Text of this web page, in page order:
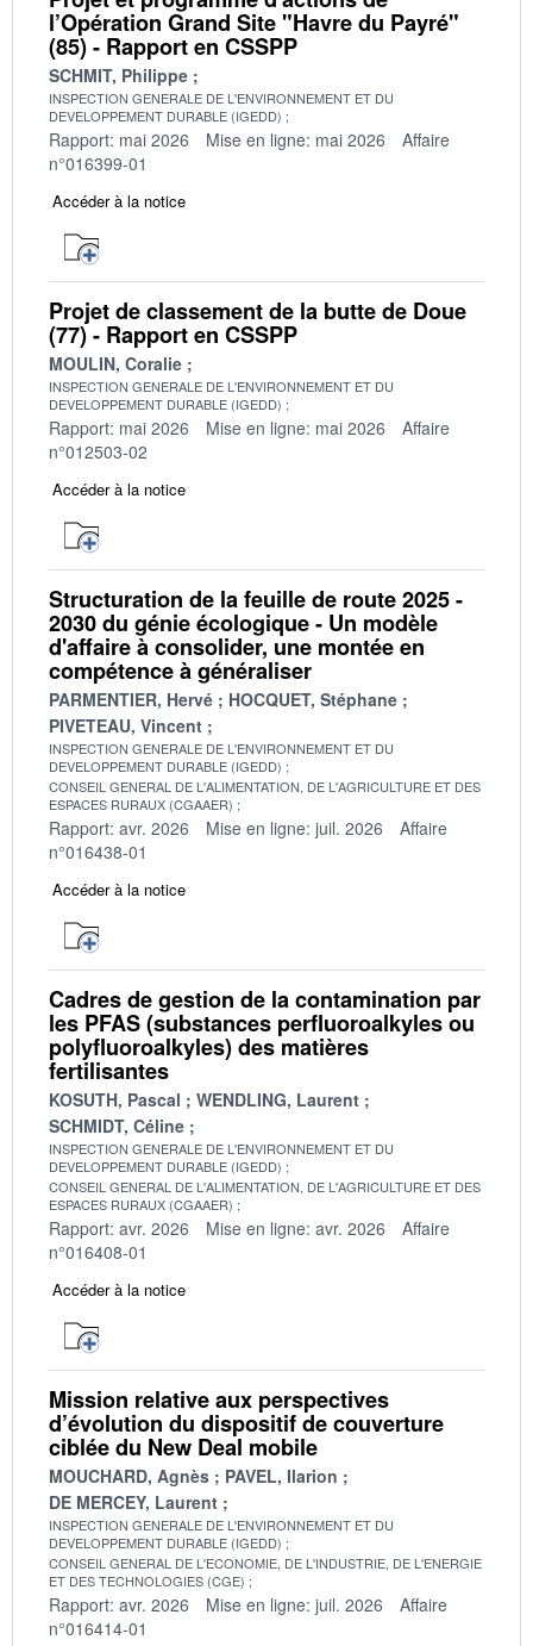
l’Opération Grand Site "Havre du Payré"
(85) - Rapport en CSSPP
SCHMIT, Philippe
INSPECTION GENERALE DE L'ENVIRONNEMENT ET DU
DEVELOPPEMENT DURABLE (IGEDD)
Rapport: mai 2026 Mise en ligne: mai 2026
Affaire
n°016399-01
Accéder à la notice
Projet de classement de la butte de Doue
(77) - Rapport en CSSPP
MOULIN, Coralie
INSPECTION GENERALE DE L'ENVIRONNEMENT ET DU
DEVELOPPEMENT DURABLE (IGEDD)
Rapport: mai 2026 Mise en ligne: mai 2026
Affaire
n°012503-02
Accéder à la notice
Structuration de la feuille de route 2025 -
2030 du génie écologique - Un modèle
d'affaire à consolider, une montée en
compétence à généraliser
PARMENTIER, Hervé
HOCQUET, Stéphane
PIVETEAU, Vincent
INSPECTION GENERALE DE L'ENVIRONNEMENT ET DU
DEVELOPPEMENT DURABLE (IGEDD)
CONSEIL GENERAL DE L'ALIMENTATION, DE L'AGRICULTURE ET DES
ESPACES RURAUX (CGAAER)
Rapport: avr. 2026 Mise en ligne: juil. 2026
Affaire
n°016438-01
Accéder à la notice
Cadres de gestion de la contamination par
les PFAS (substances perfluoroalkyles ou
polyfluoroalkyles) des matières
fertilisantes
KOSUTH, Pascal
WENDLING, Laurent
SCHMIDT, Céline
INSPECTION GENERALE DE L'ENVIRONNEMENT ET DU
DEVELOPPEMENT DURABLE (IGEDD)
CONSEIL GENERAL DE L'ALIMENTATION, DE L'AGRICULTURE ET DES
ESPACES RURAUX (CGAAER)
Rapport: avr. 2026 Mise en ligne: avr. 2026
Affaire
n°016408-01
Accéder à la notice
Mission relative aux perspectives
d’évolution du dispositif de couverture
ciblée du New Deal mobile
MOUCHARD, Agnès
PAVEL, Ilarion
DE MERCEY, Laurent
INSPECTION GENERALE DE L'ENVIRONNEMENT ET DU
DEVELOPPEMENT DURABLE (IGEDD)
CONSEIL GENERAL DE L'ECONOMIE, DE L'INDUSTRIE, DE L'ENERGIE
ET DES TECHNOLOGIES (CGE)
Rapport: avr. 2026 Mise en ligne: juil. 2026
Affaire
n°016414-01